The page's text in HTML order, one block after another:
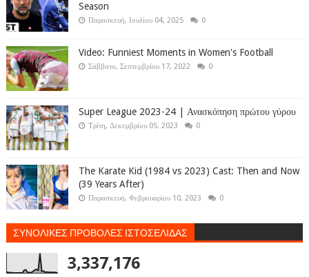
Season
Παρασκευή, Ιουλίου 04, 2025 0
Video: Funniest Moments in Women's Football
Σάββατο, Σεπτεμβρίου 17, 2022 0
Super League 2023-24 | Ανασκόπηση πρώτου γύρου
Τρίτη, Δεκεμβρίου 05, 2023 0
The Karate Kid (1984 vs 2023) Cast: Then and Now
(39 Years After)
Παρασκευή, Φεβρουαρίου 10, 2023 0
ΣΥΝΟΛΙΚΕΣ ΠΡΟΒΟΛΕΣ ΙΣΤΟΣΕΛΙΔΑΣ
3,337,176